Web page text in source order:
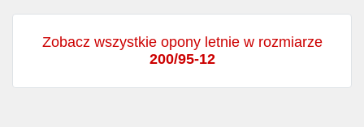
Zobacz wszystkie opony letnie w rozmiarze
200/95-12